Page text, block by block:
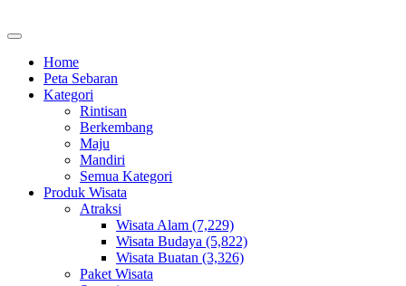
Home
Peta Sebaran
Kategori
Rintisan
Berkembang
Maju
Mandiri
Semua Kategori
Produk Wisata
Atraksi
Wisata Alam (7,229)
Wisata Budaya (5,822)
Wisata Buatan (3,326)
Paket Wisata